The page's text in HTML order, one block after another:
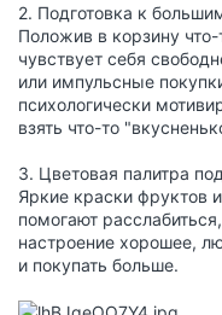
2. Подготовка к
Положив в корзину что-
чувствует себя
или импульсные
психологически
взять что-то
3. Цветовая палитра
Яркие краски фруктов
помогают
настроение хорошее,
и покупать больше.